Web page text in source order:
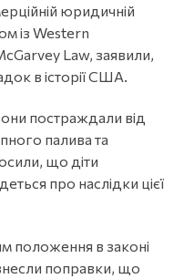
юридичній
із Western
Law, заявили,
в історії США.
постраждали від
палива та
що діти
про наслідки цієї
положення в законі
поправки, що